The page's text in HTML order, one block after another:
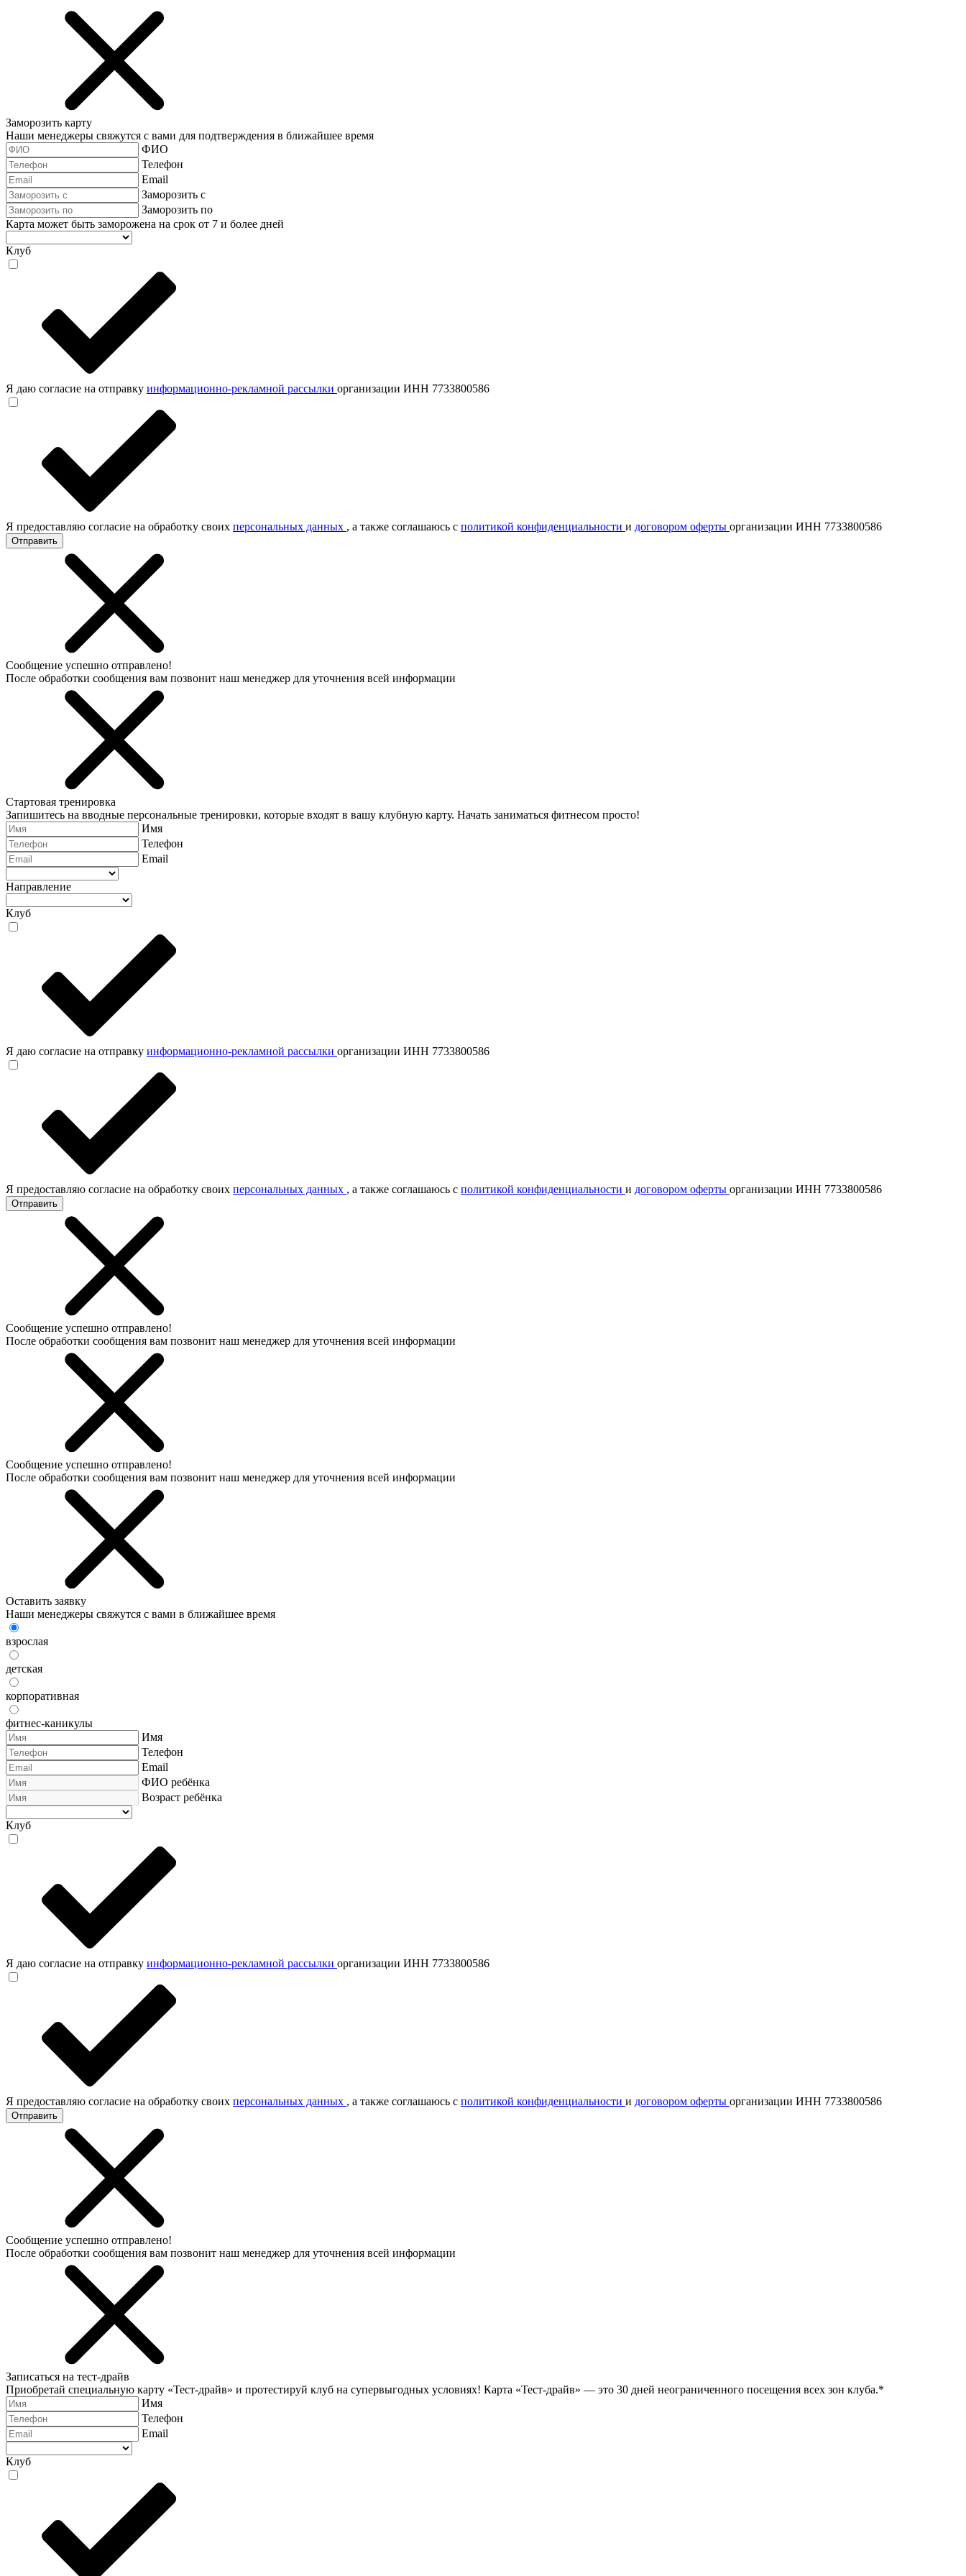
Заморозить карту
Наши менеджеры свяжутся с вами для подтверждения в ближайшее время
ФИО
Телефон
Email
Заморозить с
Заморозить по
Карта может быть заморожена на срок от 7 и более дней
Клуб
Я даю согласие на отправку информационно-рекламной рассылки организации ИНН 7733800586
Я предоставляю согласие на обработку своих персональных данных , а также соглашаюсь с политикой конфиденциальности и договором оферты организации ИНН 7733800586
Отправить
Сообщение успешно отправлено!
После обработки сообщения вам позвонит наш менеджер для уточнения всей информации
Стартовая тренировка
Запишитесь на вводные персональные тренировки, которые входят в вашу клубную карту. Начать заниматься фитнесом просто!
Имя
Телефон
Email
Направление
Клуб
Я даю согласие на отправку информационно-рекламной рассылки организации ИНН 7733800586
Я предоставляю согласие на обработку своих персональных данных , а также соглашаюсь с политикой конфиденциальности и договором оферты организации ИНН 7733800586
Отправить
Сообщение успешно отправлено!
После обработки сообщения вам позвонит наш менеджер для уточнения всей информации
Сообщение успешно отправлено!
После обработки сообщения вам позвонит наш менеджер для уточнения всей информации
Оставить заявку
Наши менеджеры свяжутся с вами в ближайшее время
взрослая
детская
корпоративная
фитнес-каникулы
Имя
Телефон
Email
ФИО ребёнка
Возраст ребёнка
Клуб
Я даю согласие на отправку информационно-рекламной рассылки организации ИНН 7733800586
Я предоставляю согласие на обработку своих персональных данных , а также соглашаюсь с политикой конфиденциальности и договором оферты организации ИНН 7733800586
Отправить
Сообщение успешно отправлено!
После обработки сообщения вам позвонит наш менеджер для уточнения всей информации
Записаться на тест-драйв
Приобретай специальную карту «Тест-драйв» и протестируй клуб на супервыгодных условиях! Карта «Тест-драйв» — это 30 дней неограниченного посещения всех зон клуба.*
Имя
Телефон
Email
Клуб